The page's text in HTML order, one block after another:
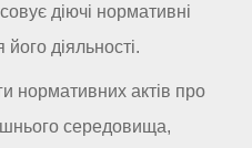
діючі нормативні
діяльності.
нормативних актів про
середовища,